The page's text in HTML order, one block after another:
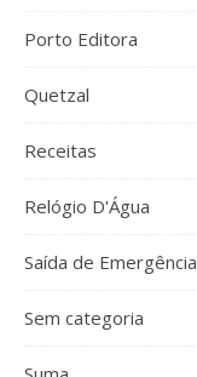
Porto Editora
Quetzal
Receitas
Relógio D'Água
Saída de Emergência
Sem categoria